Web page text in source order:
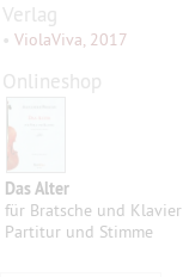
Verlag
• ViolaViva, 2017
Onlineshop
Das Alter
für Bratsche und Klavier
Partitur und Stimme